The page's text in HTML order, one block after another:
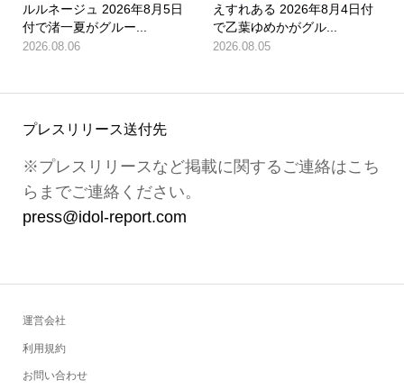
ルルネージュ 2026年8月5日
付で渚一夏がグルー...
2026.08.06
えすれある 2026年8月4日付
で乙葉ゆめかがグル...
2026.08.05
プレスリリース送付先
※プレスリリースなど掲載に関するご連絡はこち
らまでご連絡ください。
press@idol-report.com
運営会社
利用規約
お問い合わせ